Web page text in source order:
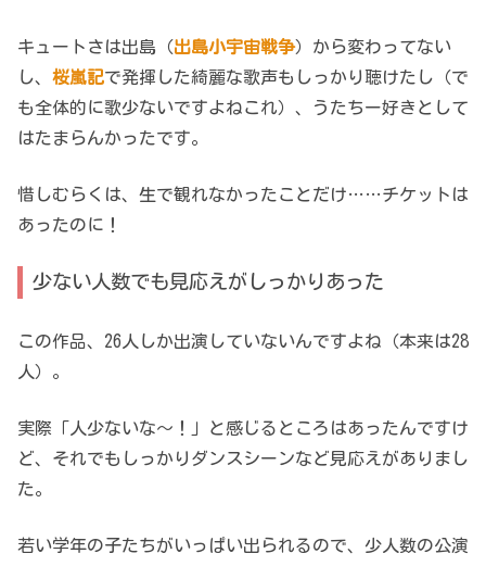
キュートさは出島（出島小宇宙戦争）から変わってない
し、 桜嵐記で発揮した綺麗な歌声もしっかり聴けたし（で
も全体的に歌少ないですよねこれ）、うたちー好きとして
はたまらんかったです。
惜しむらくは、生で観れなかったことだけ……チケットは
あったのに！
少ない人数でも見応えがしっかりあった
この作品、26人しか出演していないんですよね（本来は28
人）。
実際「人少ないな～！」と感じるところはあったんですけ
ど、それでもしっかりダンスシーンなど見応えがありまし
た。
若い学年の子たちがいっぱい出られるので、少人数の公演